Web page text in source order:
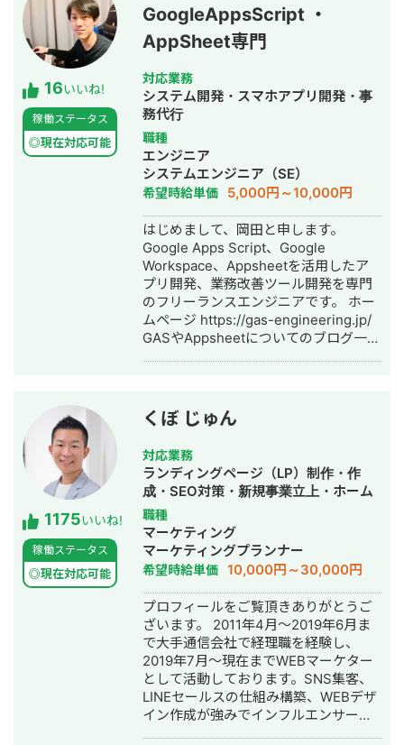
16いいね!
稼働ステータス
◎現在対応可能
GoogleAppsScript ・
AppSheet専門
対応業務
システム開発・スマホアプリ開発・事
務代行
職種
エンジニア
システムエンジニア（SE）
希望時給単価 5,000円～10,000円
はじめまして、岡田と申します。
Google Apps Script、Google
Workspace、Appsheetを活用したア
プリ開発、業務改善ツール開発を専門
のフリーランスエンジニアです。 ホー
ムページ https://gas-engineering.jp/
GASやAppsheetについてのブログ一覧
Googleのサービスを使ったら、どんな
感じに開発できるのかイメージが湧か
ないという方も大歓迎！ フワッとした
イメージでも良いので「こんなことを
したい」という内容を伝えて頂けれ
ば、その内容を実現するための方法を
具体的に提案させて頂きます。 一度ビ
デオ会議でお話してみませんか？もち
ろん無料です。 【Google Apps
Script、Appsheetで開発するメリッ
ト】 ★月々にかかる費用がタダ！
Googleアカウントさえあれば利用可能
なので月々にかかる費用が0円です。
GASによる開発は、長期的にみて非常
にお得です。 ★開発コストが低い
Google WorkSpaceを元に開発するの
で、作業量が少なく済み、その分コス
トを抑えることができます。 ★他の
Googleサービスとの連携ができるので
1175いいね!
稼働ステータス
◎現在対応可能
くぼ じゅん
対応業務
ランディングページ（LP）制作・作
成・SEO対策・新規事業立上・ホーム
ページ制作・作成・リスティング広告
運用代行
職種
マーケティング
マーケティングプランナー
希望時給単価 10,000円～30,000円
プロフィールをご覧頂きありがとうご
ざいます。 2011年4月～2019年6月ま
で大手通信会社で経理職を経験し、
2019年7月～現在までWEBマーケター
として活動しております。SNS集客、
LINEセールスの仕組み構築、WEBデザ
イン作成が強みでインフルエンサーの